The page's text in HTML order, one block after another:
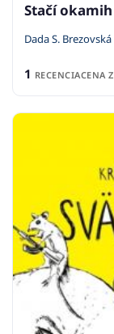
Stačí okamih
Dada S. Brezovská
1 RECENCIACENA Z